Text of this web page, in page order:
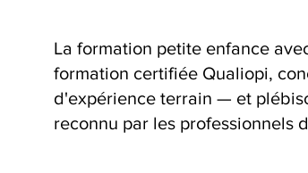
La formation petite enfance
formation certifiée Qualiopi,
d'expérience terrain — et
reconnu par les professionnels